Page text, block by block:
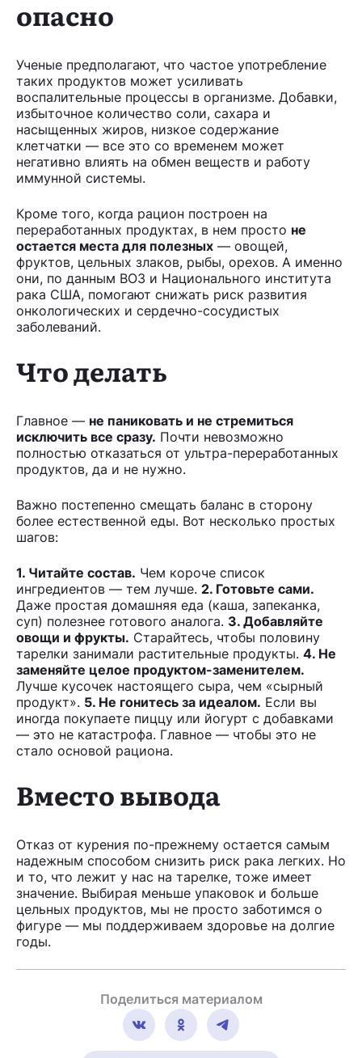
опасно
Ученые предполагают, что частое употребление
таких продуктов может усиливать
воспалительные процессы в организме. Добавки,
избыточное количество соли, сахара и
насыщенных жиров, низкое содержание
клетчатки — все это со временем может
негативно влиять на обмен веществ и работу
иммунной системы.
Кроме того, когда рацион построен на
переработанных продуктах, в нем просто не
остается места для полезных — овощей,
фруктов, цельных злаков, рыбы, орехов. А именно
они, по данным ВОЗ и Национального института
рака США, помогают снижать риск развития
онкологических и сердечно-сосудистых
заболеваний.
Что делать
Главное — не паниковать и не стремиться
исключить все сразу. Почти невозможно
полностью отказаться от ультра-переработанных
продуктов, да и не нужно.
Важно постепенно смещать баланс в сторону
более естественной еды. Вот несколько простых
шагов:
1. Читайте состав. Чем короче список
ингредиентов — тем лучше. 2. Готовьте сами.
Даже простая домашняя еда (каша, запеканка,
суп) полезнее готового аналога. 3. Добавляйте
овощи и фрукты. Старайтесь, чтобы половину
тарелки занимали растительные продукты. 4. Не
заменяйте целое продуктом-заменителем.
Лучше кусочек настоящего сыра, чем «сырный
продукт». 5. Не гонитесь за идеалом. Если вы
иногда покупаете пиццу или йогурт с добавками
— это не катастрофа. Главное — чтобы это не
стало основой рациона.
Вместо вывода
Отказ от курения по-прежнему остается самым
надежным способом снизить риск рака легких. Но
и то, что лежит у нас на тарелке, тоже имеет
значение. Выбирая меньше упаковок и больше
цельных продуктов, мы не просто заботимся о
фигуре — мы поддерживаем здоровье на долгие
годы.
Поделиться материалом